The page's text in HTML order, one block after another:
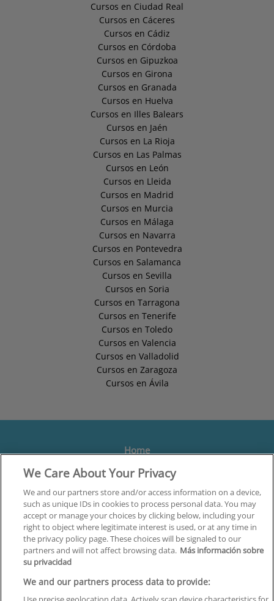
Cursos en Ciudad Real
Cursos en Cáceres
Cursos en Cádiz
Cursos en Córdoba
Cursos en Gipuzkoa
Cursos en Girona
Cursos en Granada
Cursos en Huelva
Cursos en Illes Balears
Cursos en Jaén
Cursos en La Rioja
Cursos en Las Palmas
Cursos en León
Cursos en Lleida
Cursos en Madrid
Cursos en Murcia
Cursos en Málaga
Cursos en Navarra
Cursos en Pontevedra
Cursos en Salamanca
Cursos en Sevilla
Cursos en Soria
Cursos en Tarragona
Cursos en Tenerife
Cursos en Toledo
Cursos en Valencia
Cursos en Valladolid
Cursos en Zaragoza
Cursos en Ávila
Home
Formación
Centros
Orientación
Quiénes somos
Contacta
Aviso Legal
Política de Privacidad
We Care About Your Privacy
We and our partners store and/or access information on a device,
such as unique IDs in cookies to process personal data. You may
accept or manage your choices by clicking below, including your
right to object where legitimate interest is used, or at any time in
the privacy policy page. These choices will be signaled to our
partners and will not affect browsing data. Más información sobre
su privacidad
We and our partners process data to provide: